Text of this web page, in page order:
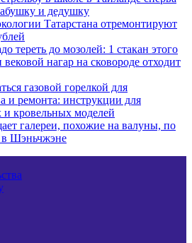
и дедушку
Татарстана отремонтируют
тереть до мозолей: 1 стакан этого
нагар на сковороде отходит
газовой горелкой для
и ремонта: инструкции для
и кровельных моделей
галереи, похожие на валуны, по
Шэньчжэне